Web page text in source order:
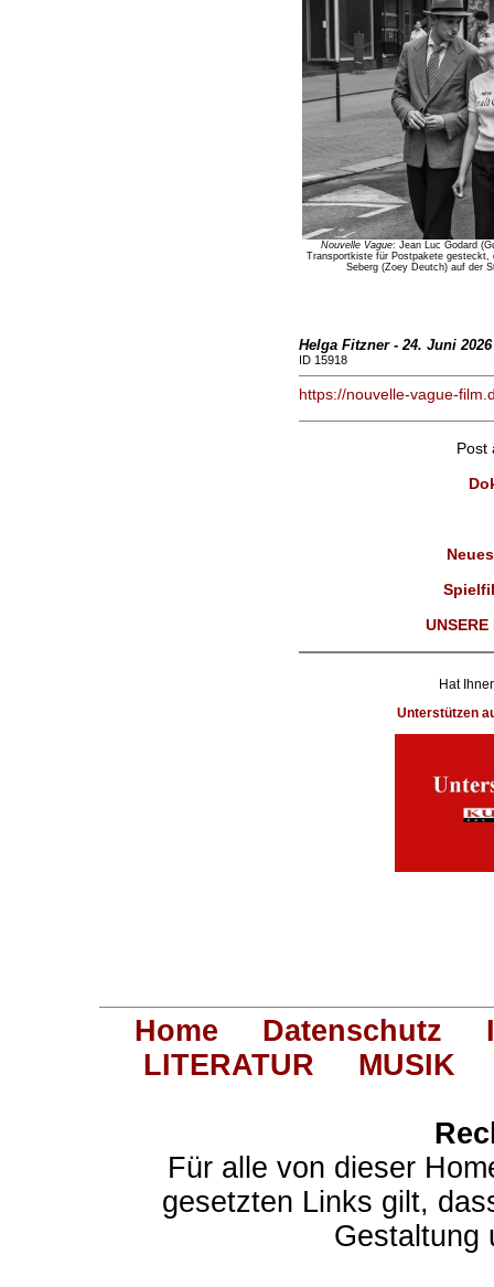
Nouvelle Vague: Jean Luc Godard
Transportkiste für Postpakete gesteckt,
Seberg (Zoey Deutch) auf der
Helga Fitzner - 24. Juni 2026
ID 15918
https://nouvelle-vague-
Post
UNSERE
Hat
Unterstützen
Home Datenschutz
LITERATUR
MUSIK
Für alle von dieser
gesetzten Links gilt,
Gestaltung